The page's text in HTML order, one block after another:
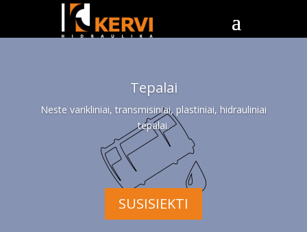
Tepalai
Neste varikliniai, transmisiniai, plastiniai, hidrauliniai
tepalai.
SUSISIEKTI